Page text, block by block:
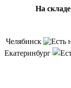
На складе
Челябинск
Екатеринбург